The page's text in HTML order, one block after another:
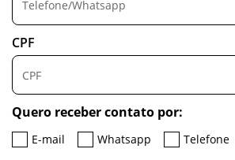
CPF
Quero receber contato por:
E-mail Whatsapp Telefone